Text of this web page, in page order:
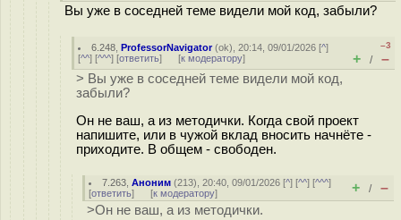
Вы уже в соседней теме видели мой код, забыли?
6.248 ,ProfessorNavigator(ok), 20:14, 09/01/2026 [^]
[^^] [^^^] [ответить] [к модератору]
–3
+ / –
> Вы уже в соседней теме видели мой код,
забыли?
Он не ваш, а из методички. Когда свой проект
напишите, или в чужой вклад вносить начнёте -
приходите. В общем - свободен.
7.263 ,Аноним (213), 20:40, 09/01/2026 [^] [^^] [^^^]
[ответить] [к модератору] + / –
>Он не ваш, а из методички.